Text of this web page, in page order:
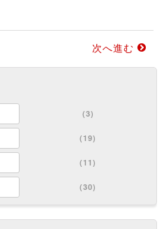
次へ進む
(3)
(19)
(11)
(30)